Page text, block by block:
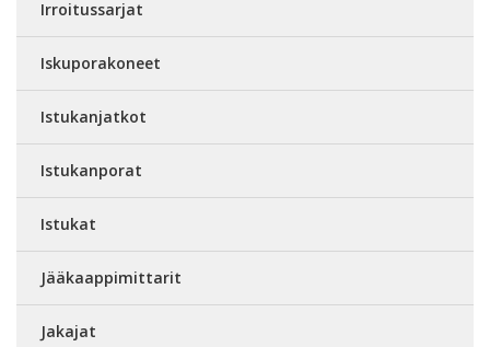
Irroitussarjat
Iskuporakoneet
Istukanjatkot
Istukanporat
Istukat
Jääkaappimittarit
Jakajat